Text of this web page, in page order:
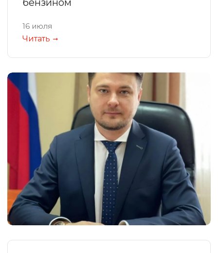
16 июля
Читать